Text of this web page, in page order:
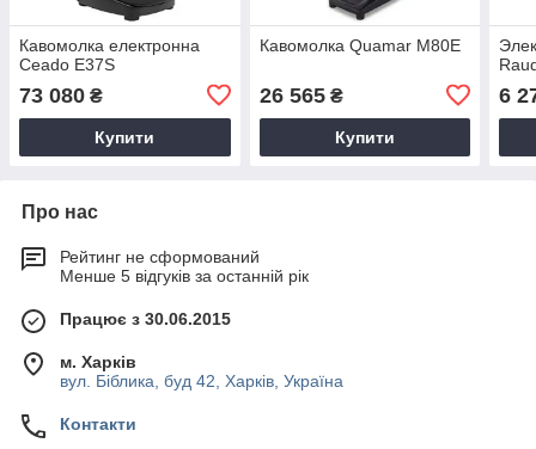
Кавомолка електронна
Ceado E37S
73 080 ₴
Купити
Кавомолка Quamar M80E
26 565₴
Купити
6
Про нас
Рейтинг не сформований
Менше 5 відгуків за останній рік
Працює з 30.06.2015
м. Харків
вул. Біблика, буд 42, Харків, Україна
Контакти